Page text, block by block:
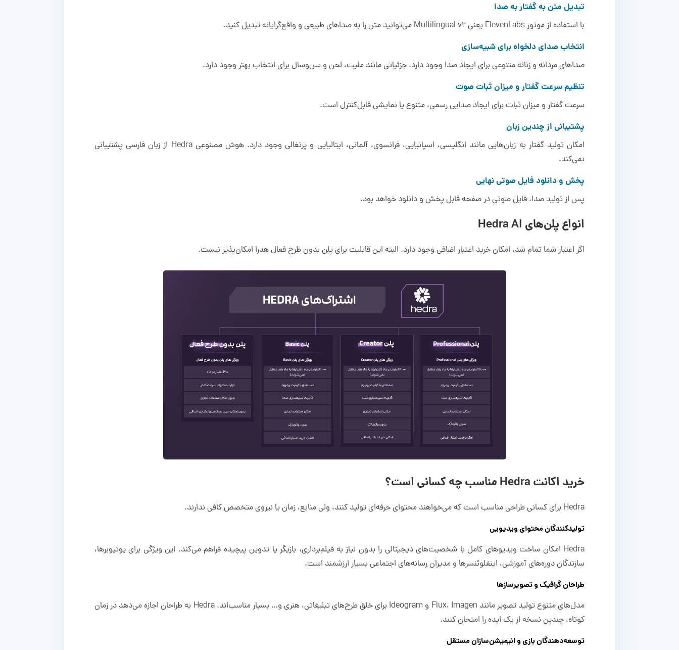
تبدیل متن به گفتار به صدا
با استفاده از موتور ElevenLabs یعنی Multilingual v2 می‌توانید متن را به صداهای طبیعی و واقع‌گرایانه تبدیل کنید.
انتخاب صدای دلخواه برای شبیه‌سازی
صداهای مردانه و زنانه متنوعی برای ایجاد صدا وجود دارد. جزئیاتی مانند ملیت، لحن و سن‌وسال برای انتخاب بهتر وجود دارد.
تنظیم سرعت گفتار و میزان ثبات صوت
سرعت گفتار و میزان ثبات برای ایجاد صدایی رسمی، متنوع یا نمایشی قابل‌کنترل است.
پشتیبانی از چندین زبان
امکان تولید گفتار به زبان‌هایی مانند انگلیسی، اسپانیایی، فرانسوی، آلمانی، ایتالیایی و پرتغالی وجود دارد. هوش مصنوعی Hedra از زبان فارسی پشتیبانی
نمی‌کند.
پخش و دانلود فایل صوتی نهایی
پس از تولید صدا، فایل صوتی در صفحه قابل پخش و دانلود خواهد بود.
انواع پلن‌های Hedra AI
اگر اعتبار شما تمام شد، امکان خرید اعتبار اضافی وجود دارد. البته این قابلیت برای پلن بدون طرح فعال هدرا امکان‌پذیر نیست.
خرید اکانت Hedra مناسب چه کسانی است؟
Hedra برای کسانی طراحی مناسب است که می‌خواهند محتوای حرفه‌ای تولید کنند، ولی منابع، زمان یا نیروی متخصص کافی ندارند.
تولیدکنندگان محتوای ویدیویی
Hedra امکان ساخت ویدیوهای کامل با شخصیت‌های دیجیتالی را بدون نیاز به فیلم‌برداری، بازیگر یا تدوین پیچیده فراهم می‌کند. این ویژگی برای یوتیوبرها،
سازندگان دوره‌های آموزشی، اینفلوئنسرها و مدیران رسانه‌های اجتماعی بسیار ارزشمند است.
طراحان گرافیک و تصویرسازها
مدل‌های متنوع تولید تصویر مانند Flux، Imagen و Ideogram برای خلق طرح‌های تبلیغاتی، هنری و… بسیار مناسب‌اند. Hedra به طراحان اجازه می‌دهد در زمان
کوتاه، چندین نسخه از یک ایده را امتحان کنند.
توسعه‌دهندگان بازی و انیمیشن‌سازان مستقل